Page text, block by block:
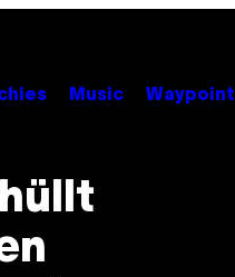
Music Waypoint